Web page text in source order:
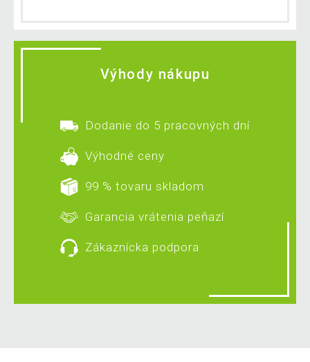
Výhody nákupu
Dodanie do 5 pracovných dní
Výhodné ceny
99 % tovaru skladom
Garancia vrátenia peňazí
Zákaznícka podpora